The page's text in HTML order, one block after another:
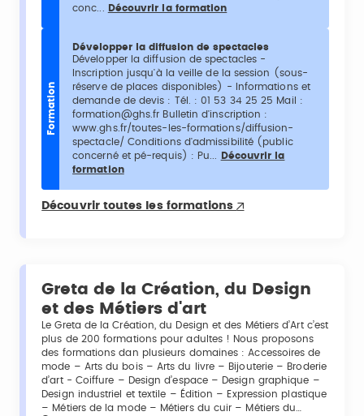
conc...
Découvrir la formation
Formation
Développer la diffusion de spectacles
Développer la diffusion de spectacles -
Inscription jusqu'à la veille de la session (sous-
réserve de places disponibles) - Informations et
demande de devis : Tél. : 01 53 34 25 25 Mail :
formation@ghs.fr Bulletin d'inscription :
www.ghs.fr/toutes-les-formations/diffusion-
spectacle/ Conditions d'admissibilité (public
concerné et pé-requis) : Pu...
Découvrir la
formation
Découvrir toutes les formations
Greta de la Création, du Design
et des Métiers d'art
Le Greta de la Création, du Design et des Métiers d’Art c’est
plus de 200 formations pour adultes ! Nous proposons
des formations dan plusieurs domaines : Accessoires de
mode – Arts du bois – Arts du livre – Bijouterie – Broderie
d’art - Coiffure – Design d’espace – Design graphique –
Design industriel et textile – Édition – Expression plastique
– Métiers de la mode – Métiers du cuir – Métiers du…